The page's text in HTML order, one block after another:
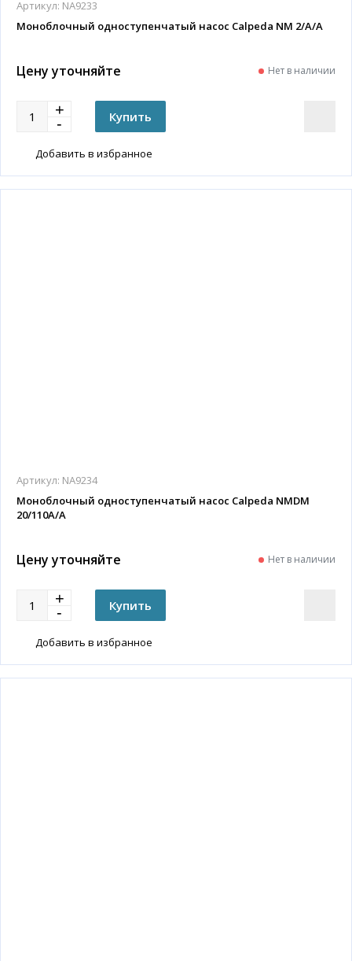
Артикул: NA9233
Моноблочный одноступенчатый насос Calpeda NM 2/A/A
Цену уточняйте Нет в наличии
Добавить в избранное
Артикул: NA9234
Моноблочный одноступенчатый насос Calpeda NMDM
20/110A/A
Цену уточняйте Нет в наличии
Добавить в избранное